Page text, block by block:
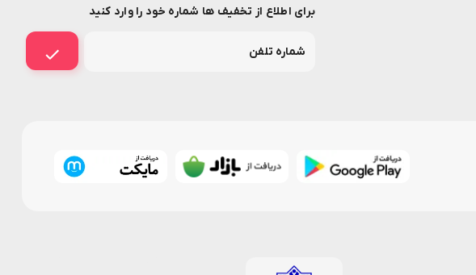
برای اطلاع از تخفیف ها شماره خود را وارد کنید